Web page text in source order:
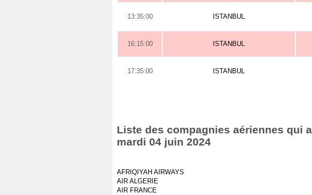
13:35:00 ISTANBUL
16:15:00 ISTANBUL
17:35:00 ISTANBUL
Liste des compagnies aériennes qui
mardi 04 juin 2024
AFRIQIYAH AIRWAYS
AIR ALGERIE
AIR FRANCE